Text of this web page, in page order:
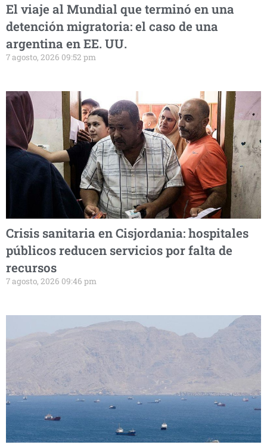
El viaje al Mundial que terminó en una
detención migratoria: el caso de una
argentina en EE. UU.
7 agosto, 2026 09:52 pm
Crisis sanitaria en Cisjordania: hospitales
públicos reducen servicios por falta de
recursos
7 agosto, 2026 09:46 pm